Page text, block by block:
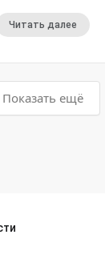
Читать далее
Показать ещё